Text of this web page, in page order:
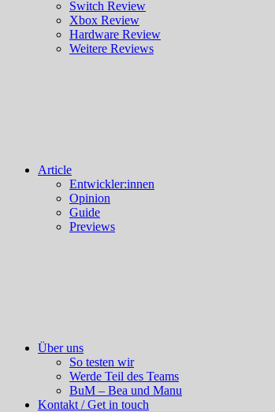
Switch Review
Xbox Review
Hardware Review
Weitere Reviews
Article
Entwickler:innen
Opinion
Guide
Previews
Über uns
So testen wir
Werde Teil des Teams
BuM – Bea und Manu
Kontakt / Get in touch